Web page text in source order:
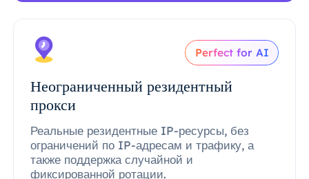
Perfect for AI
Неограниченный резидентный
прокси
Реальные резидентные IP-ресурсы, без
ограничений по IP-адресам и трафику, а
также поддержка случайной и
фиксированной ротации.